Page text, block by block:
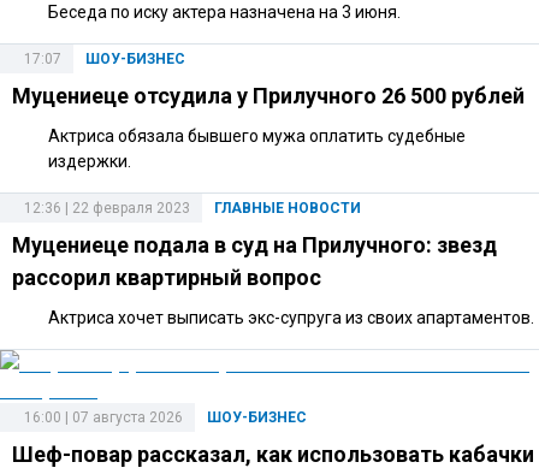
Беседа по иску актера назначена на 3 июня.
ШОУ-БИЗНЕС
17:07
Муцениеце отсудила у Прилучного 26 500 рублей
Актриса обязала бывшего мужа оплатить судебные
издержки.
ГЛАВНЫЕ НОВОСТИ
12:36 | 22 февраля 2023
Муцениеце подала в суд на Прилучного: звезд
рассорил квартирный вопрос
Актриса хочет выписать экс-супруга из своих апартаментов.
ШОУ-БИЗНЕС
16:00 | 07 августа 2026
Шеф-повар рассказал, как использовать кабачки